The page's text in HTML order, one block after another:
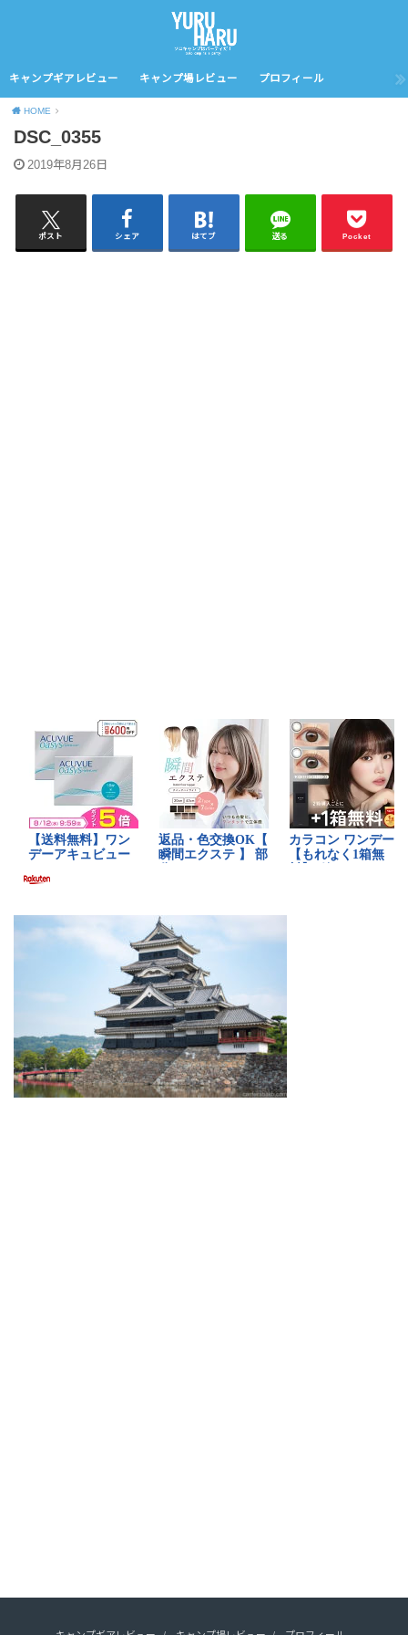
キャンプギアレビュー キャンプ場レビュー プロフィール
HOME
DSC_0355
2019年8月26日
ポスト シェア はてブ 送る Pocket